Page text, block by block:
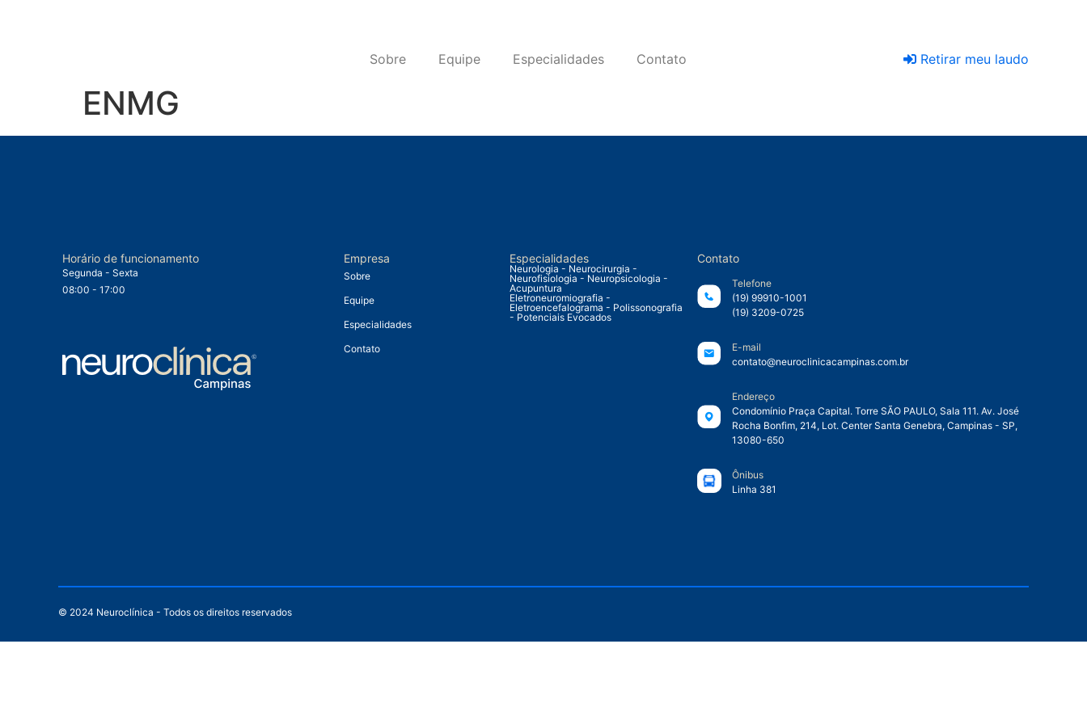
Sobre Equipe Especialidades Contato Retirar meu laudo
ENMG
Horário de funcionamento
Segunda - Sexta
08:00 - 17:00
Empresa
Sobre
Equipe
Especialidades
Contato
Especialidades
Neurologia - Neurocirurgia -
Neurofisiologia - Neuropsicologia -
Acupuntura
Eletroneuromiografia -
Eletroencefalograma - Polissonografia
- Potenciais Evocados
Contato
Telefone
(19) 99910-1001
(19) 3209-0725
E-mail
contato@neuroclinicacampinas.com.br
Endereço
Condomínio Praça Capital. Torre SÃO PAULO, Sala 111. Av. José
Rocha Bonfim, 214, Lot. Center Santa Genebra, Campinas - SP,
13080-650
Ônibus
Linha 381
© 2024 Neuroclínica - Todos os direitos reservados